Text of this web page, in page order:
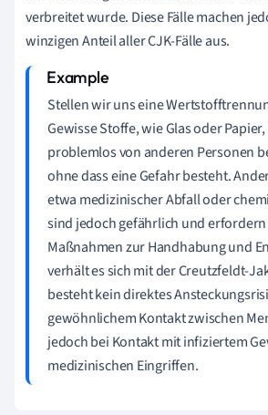
verbreitet wurde. Diese Fälle machen
winzigen Anteil aller CJK-Fälle aus.
Stellen wir uns eine
Gewisse Stoffe, wie Glas oder
problemlos von anderen Personen
ohne dass eine Gefahr besteht.
etwa medizinischer Abfall oder
sind jedoch gefährlich und
Maßnahmen zur Handhabung und
verhält es sich mit der Creutzfeldt-
besteht kein direktes
gewöhnlichem Kontakt zwischen
jedoch bei Kontakt mit infiziertem
medizinischen Eingriffen.